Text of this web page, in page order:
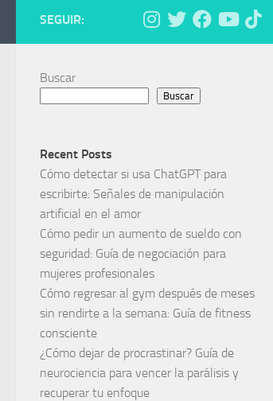
SEGUIR:
Buscar
Buscar
Recent Posts
Cómo detectar si usa ChatGPT para
escribirte: Señales de manipulación
artificial en el amor
Cómo pedir un aumento de sueldo con
seguridad: Guía de negociación para
mujeres profesionales
Cómo regresar al gym después de meses
sin rendirte a la semana: Guía de fitness
consciente
¿Cómo dejar de procrastinar? Guía de
neurociencia para vencer la parálisis y
recuperar tu enfoque